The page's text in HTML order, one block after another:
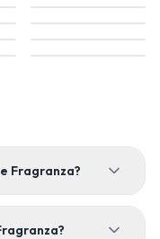
Fragranza?